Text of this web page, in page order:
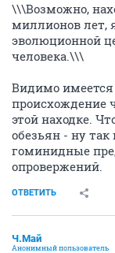
\\\Возможно,
миллионов лет,
эволюционной
человека.\\\
Видимо имеется
происхождение
этой находке.
обезьян - ну
гоминидные
опровержений.
ОТВЕТИТЬ
Ч.Май
Анонимный пользователь